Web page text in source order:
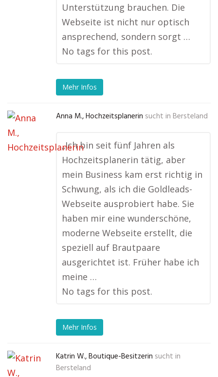
Unterstützung brauchen. Die
Webseite ist nicht nur optisch
ansprechend, sondern sorgt …
No tags for this post.
Mehr Infos
Anna M., Hochzeitsplanerin sucht in Bersteland
„Ich bin seit fünf Jahren als
Hochzeitsplanerin tätig, aber
mein Business kam erst richtig in
Schwung, als ich die Goldleads-
Webseite ausprobiert habe. Sie
haben mir eine wunderschöne,
moderne Webseite erstellt, die
speziell auf Brautpaare
ausgerichtet ist. Früher habe ich
meine …
No tags for this post.
Mehr Infos
Katrin W., Boutique-Besitzerin sucht in
Bersteland